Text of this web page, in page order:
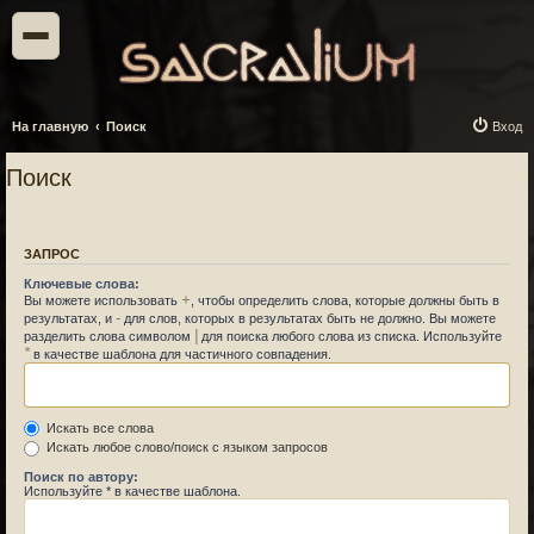
На главную Поиск Вход
Поиск
ЗАПРОС
Ключевые слова:
Вы можете использовать + , чтобы определить слова, которые должны быть в
результатах, и - для слов, которых в результатах быть не должно. Вы можете
разделить слова символом | для поиска любого слова из списка. Используйте
*в качестве шаблона для частичного совпадения.
Искать все слова
Искать любое слово/поиск с языком запросов
Поиск по автору:
Используйте * в качестве шаблона.